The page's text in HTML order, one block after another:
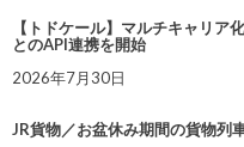
【トドケール】マルチキャリ
とのAPI連携を開始
2026年7月30日
JR貨物／お盆休み期間の貨物列